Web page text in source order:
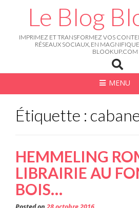
Le Blog
IMPRIMEZ ET TRANSFORMEZ VOS
RÉSEAUX SOCIAUX, EN
BLOOKUP.COM
MENU
Étiquette :
HEMMELING
LIBRAIRIE AU
BOIS…